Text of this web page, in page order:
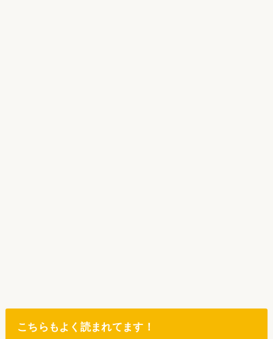
こちらもよく読まれてます！